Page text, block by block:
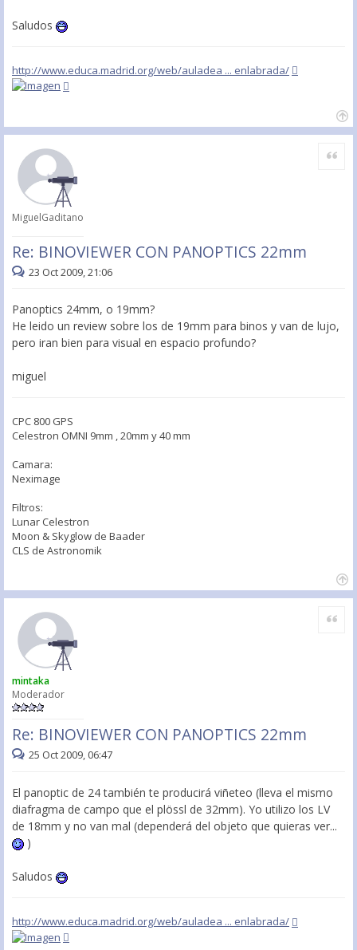
Saludos
http://www.educa.madrid.org/web/auladea ... enlabrada/
MiguelGaditano
Re: BINOVIEWER CON PANOPTICS 22mm
Citar
23 Oct 2009, 21:06
Panoptics 24mm, o 19mm?
He leido un review sobre los de 19mm para binos y van de lujo,
pero iran bien para visual en espacio profundo?
miguel
CPC 800 GPS
Celestron OMNI 9mm , 20mm y 40 mm
Camara:
Neximage
Filtros:
Lunar Celestron
Moon & Skyglow de Baader
CLS de Astronomik
mintaka
Moderador
Re: BINOVIEWER CON PANOPTICS 22mm
Citar
25 Oct 2009, 06:47
El panoptic de 24 también te producirá viñeteo (lleva el mismo
diafragma de campo que el plössl de 32mm). Yo utilizo los LV
de 18mm y no van mal (dependerá del objeto que quieras ver...
)
Saludos
http://www.educa.madrid.org/web/auladea ... enlabrada/